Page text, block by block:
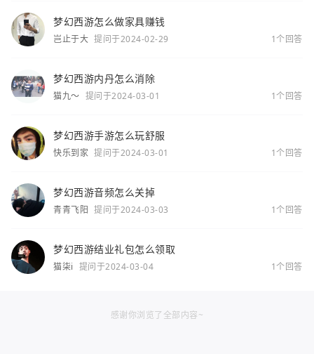
梦幻西游怎么做家具赚钱
岂止于大 提问于2024-02-29 1个回答
梦幻西游内丹怎么消除
猫九～ 提问于2024-03-01 1个回答
梦幻西游手游怎么玩舒服
快乐到家 提问于2024-03-01 1个回答
梦幻西游音频怎么关掉
青青飞阳 提问于2024-03-03 1个回答
梦幻西游结业礼包怎么领取
猫柒i 提问于2024-03-04 1个回答
感谢你浏览了全部内容~